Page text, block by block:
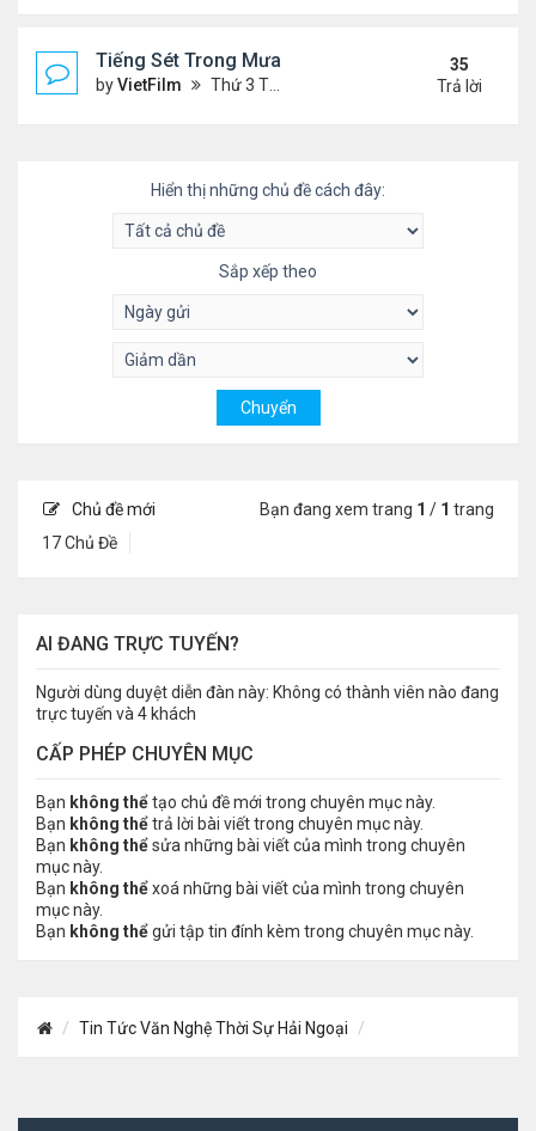
Tiếng Sét Trong Mưa (Lôi Vũ)
byVietFilm Thứ 3 Tháng 10 20, 2020 9:50 pm
35
Trả lời
Hiển thị những chủ đề cách đây:
Sắp xếp theo
Chủ đề mới
17 Chủ Đề
Bạn đang xem trang 1 / 1 trang
AI ĐANG TRỰC TUYẾN?
Người dùng duyệt diễn đàn này: Không có thành viên nào đang
trực tuyến và 4 khách
CẤP PHÉP CHUYÊN MỤC
Bạn không thểtạo chủ đề mới trong chuyên mục này.
Bạn không thểtrả lời bài viết trong chuyên mục này.
Bạn không thểsửa những bài viết của mình trong chuyên
mục này.
Bạn không thểxoá những bài viết của mình trong chuyên
mục này.
Bạn không thểgửi tập tin đính kèm trong chuyên mục này.
Tin Tức Văn Nghệ Thời Sự Hải Ngoại